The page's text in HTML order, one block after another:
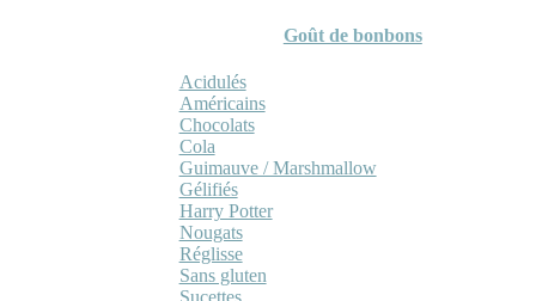
Goût de bonbons
Acidulés
Américains
Chocolats
Cola
Guimauve / Marshmallow
Gélifiés
Harry Potter
Nougats
Réglisse
Sans gluten
Sucettes